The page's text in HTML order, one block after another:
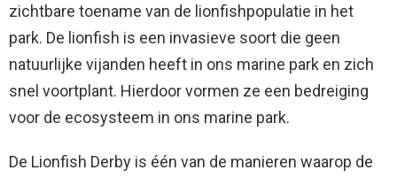
zichtbare toename van de lionfishpopulatie in het
park. De lionfish is een invasieve soort die geen
natuurlijke vijanden heeft in ons marine park en zich
snel voortplant. Hierdoor vormen ze een bedreiging
voor de ecosysteem in ons marine park.
De Lionfish Derby is één van de manieren waarop de